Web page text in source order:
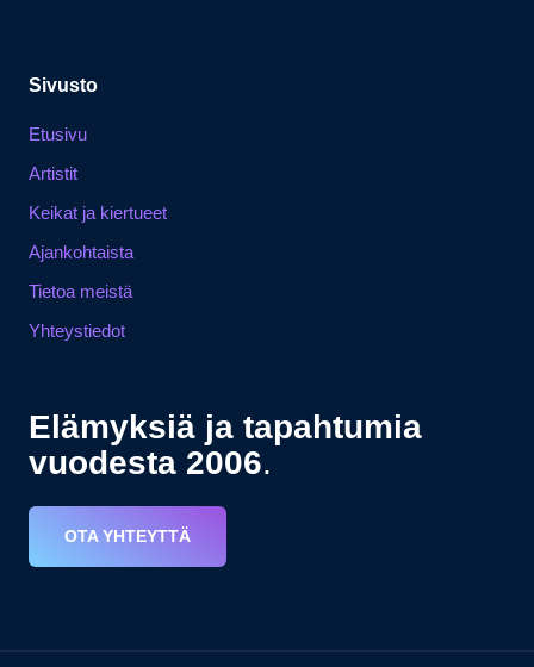
Sivusto
Etusivu
Artistit
Keikat ja kiertueet
Ajankohtaista
Tietoa meistä
Yhteystiedot
Elämyksiä ja tapahtumia
vuodesta 2006.
OTA YHTEYTTÄ